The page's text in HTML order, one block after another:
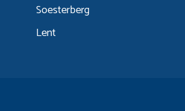
Soesterberg
Lent